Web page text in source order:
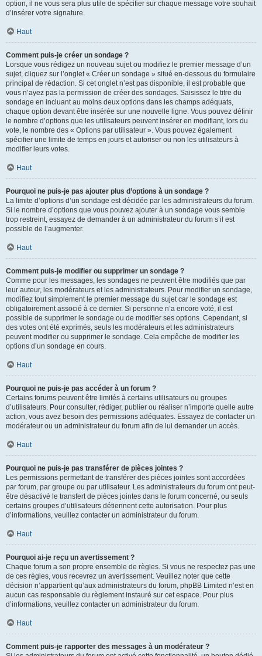
option, il ne vous sera plus utile de spécifier sur chaque message votre souhait
d’insérer votre signature.
Haut
Comment puis-je créer un sondage ?
Lorsque vous rédigez un nouveau sujet ou modifiez le premier message d’un
sujet, cliquez sur l’onglet « Créer un sondage » situé en-dessous du formulaire
principal de rédaction. Si cet onglet n’est pas disponible, il est probable que
vous n’ayez pas la permission de créer des sondages. Saisissez le titre du
sondage en incluant au moins deux options dans les champs adéquats,
chaque option devant être insérée sur une nouvelle ligne. Vous pouvez définir
le nombre d’options que les utilisateurs peuvent insérer en modifiant, lors du
vote, le nombre des « Options par utilisateur ». Vous pouvez également
spécifier une limite de temps en jours et autoriser ou non les utilisateurs à
modifier leurs votes.
Haut
Pourquoi ne puis-je pas ajouter plus d’options à un sondage ?
La limite d’options d’un sondage est décidée par les administrateurs du forum.
Si le nombre d’options que vous pouvez ajouter à un sondage vous semble
trop restreint, essayez de demander à un administrateur du forum s’il est
possible de l’augmenter.
Haut
Comment puis-je modifier ou supprimer un sondage ?
Comme pour les messages, les sondages ne peuvent être modifiés que par
leur auteur, les modérateurs et les administrateurs. Pour modifier un sondage,
modifiez tout simplement le premier message du sujet car le sondage est
obligatoirement associé à ce dernier. Si personne n’a encore voté, il est
possible de supprimer le sondage ou de modifier ses options. Cependant, si
des votes ont été exprimés, seuls les modérateurs et les administrateurs
peuvent modifier ou supprimer le sondage. Cela empêche de modifier les
options d’un sondage en cours.
Haut
Pourquoi ne puis-je pas accéder à un forum ?
Certains forums peuvent être limités à certains utilisateurs ou groupes
d’utilisateurs. Pour consulter, rédiger, publier ou réaliser n’importe quelle autre
action, vous avez besoin des permissions adéquates. Essayez de contacter un
modérateur ou un administrateur du forum afin de lui demander un accès.
Haut
Pourquoi ne puis-je pas transférer de pièces jointes ?
Les permissions permettant de transférer des pièces jointes sont accordées
par forum, par groupe ou par utilisateur. Les administrateurs du forum ont peut-
être désactivé le transfert de pièces jointes dans le forum concerné, ou seuls
certains groupes d’utilisateurs détiennent cette autorisation. Pour plus
d’informations, veuillez contacter un administrateur du forum.
Haut
Pourquoi ai-je reçu un avertissement ?
Chaque forum a son propre ensemble de règles. Si vous ne respectez pas une
de ces règles, vous recevrez un avertissement. Veuillez noter que cette
décision n’appartient qu’aux administrateurs du forum, phpBB Limited n’est en
aucun cas responsable du règlement instauré sur cet espace. Pour plus
d’informations, veuillez contacter un administrateur du forum.
Haut
Comment puis-je rapporter des messages à un modérateur ?